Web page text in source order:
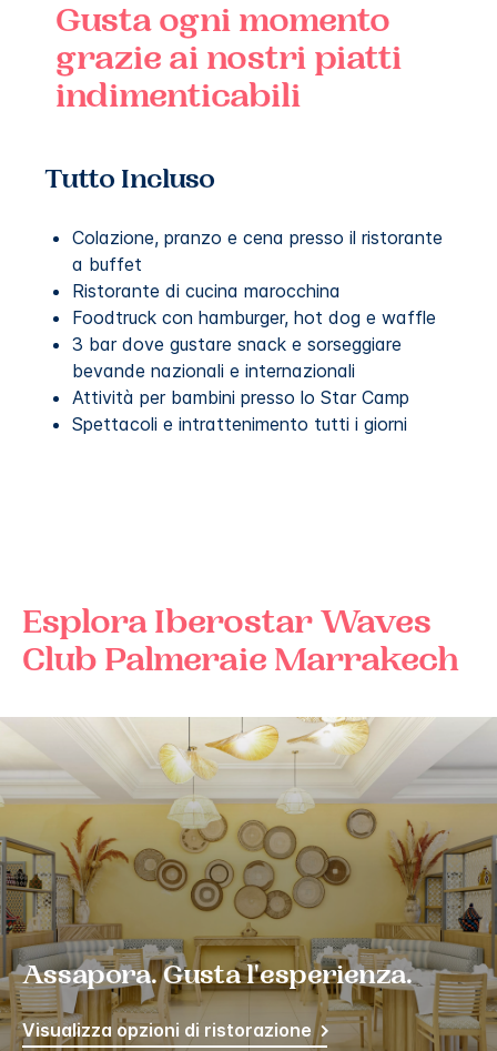
Gusta ogni momento
grazie ai nostri piatti
indimenticabili
Tutto Incluso
Colazione, pranzo e cena presso il ristorante
a buffet
Ristorante di cucina marocchina
Foodtruck con hamburger, hot dog e waffle
3 bar dove gustare snack e sorseggiare
bevande nazionali e internazionali
Attività per bambini presso lo Star Camp
Spettacoli e intrattenimento tutti i giorni
Esplora Iberostar Waves
Club Palmeraie Marrakech
Assapora. Gusta l'esperienza.
Visualizza opzioni di ristorazione